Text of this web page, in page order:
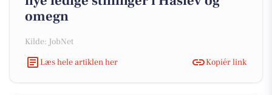
omegn
Kilde: JobNet
Læs hele artiklen her
Kopiér link